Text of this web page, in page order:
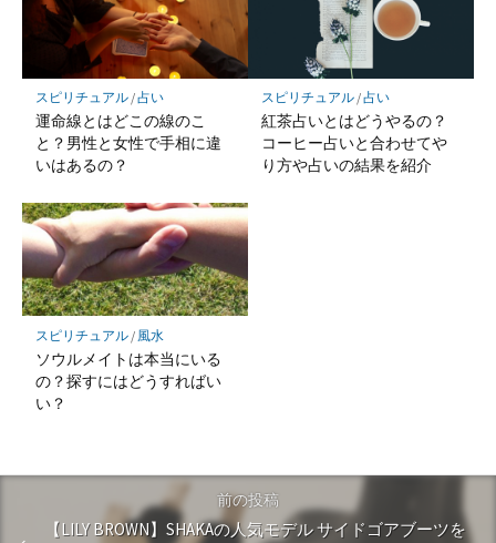
スピリチュアル/占い
運命線とはどこの線のこ
と？男性と女性で手相に違
いはあるの？
スピリチュアル/占い
紅茶占いとはどうやるの？
コーヒー占いと合わせてや
り方や占いの結果を紹介
スピリチュアル/ 風水
ソウルメイトは本当にいる
の？探すにはどうすればい
い？
前の投稿
【LILY BROWN】SHAKAの人気モデル サイドゴアブーツを